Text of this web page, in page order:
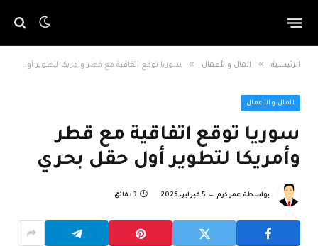
الرئيسية » المال والأعمال » سوريا توقع اتفاقية مع قطر وأمريكا لتطوير أول حقل بحري
المال والأعمال
سوريا توقع اتفاقية مع قطر
وأمريكا لتطوير أول حقل بحري
بواسطة عمر كرم 5 فبراير، 2026 3 دقائق